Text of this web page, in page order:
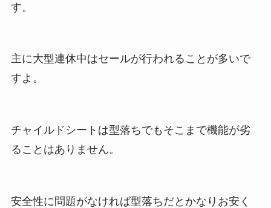
す。
主に大型連休中はセールが行われることが多いで
すよ。
チャイルドシートは型落ちでもそこまで機能が劣
ることはありません。
安全性に問題がなければ型落ちだとかなりお安く